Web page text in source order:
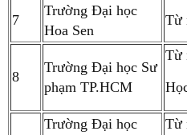
7
Trường Đại học
Hoa Sen
Từ
8
Trường Đại học Sư
phạm TP.HCM
Từ
Trường Đại học
Từ